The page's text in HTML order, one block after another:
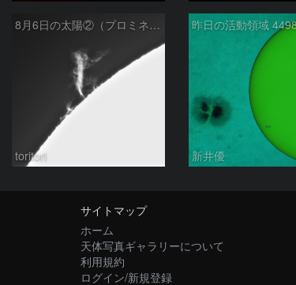
8月6日の太陽②（プロミネン北東縁 ）
toritori 新井優
サイトマップ
ホーム
天体写真ギャラリーについて
利用規約
ログイン/新規登録